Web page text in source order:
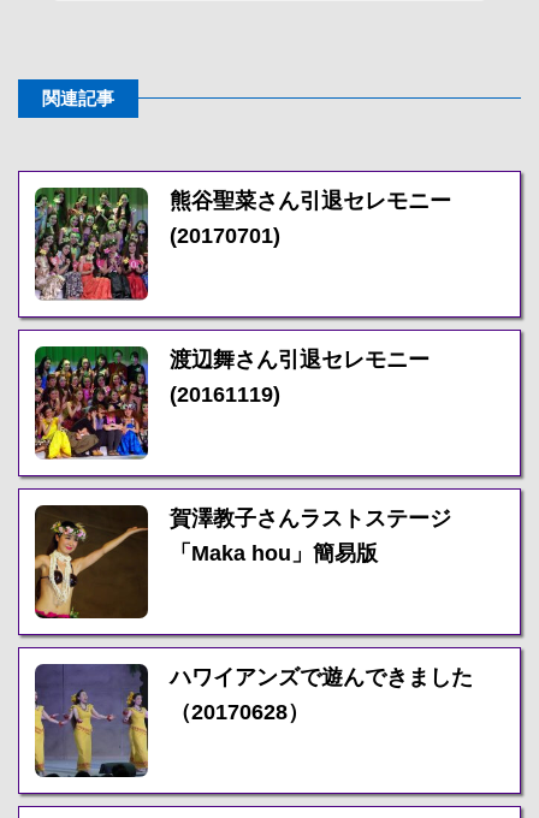
関連記事
熊谷聖菜さん引退セレモニー
(20170701)
渡辺舞さん引退セレモニー
(20161119)
賀澤教子さんラストステージ
「Maka hou」簡易版
ハワイアンズで遊んできました
（20170628）